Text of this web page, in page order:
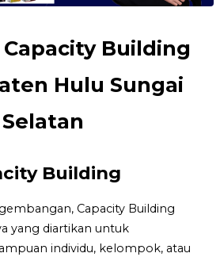
Building
Hulu Sungai
Selatan
Building
Capacity Building
yang diartikan untuk
individu, kelompok, atau